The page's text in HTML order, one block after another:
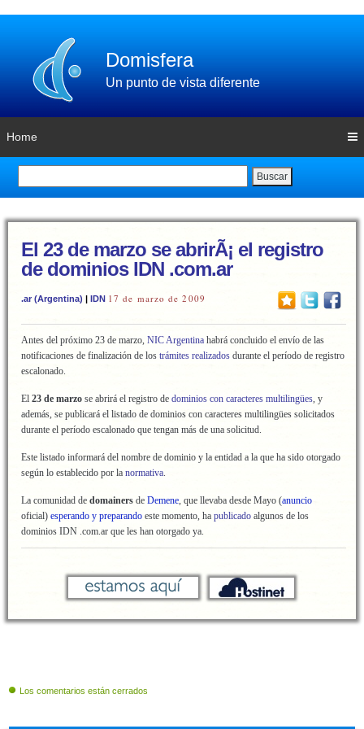
Domisfera
Un punto de vista diferente
Home
Buscar
El 23 de marzo se abrirÃ¡ el registro
de dominios IDN .com.ar
.ar (Argentina) | IDN 17 de marzo de 2009
Antes del próximo 23 de marzo, NIC Argentina habrá concluido el envío de las
notificaciones de finalización de los trámites realizados durante el período de registro
escalonado.
El 23 de marzo se abrirá el registro de dominios con caracteres multilingües, y
además, se publicará el listado de dominios con caracteres multilingües solicitados
durante el período escalonado que tengan más de una solicitud.
Este listado informará del nombre de dominio y la entidad a la que ha sido otorgado
según lo establecido por la normativa.
La comunidad de domainers de Demene, que llevaba desde Mayo (anuncio
oficial) esperando y preparando este momento, ha publicado algunos de los
dominios IDN .com.ar que les han otorgado ya.
Los comentarios están cerrados